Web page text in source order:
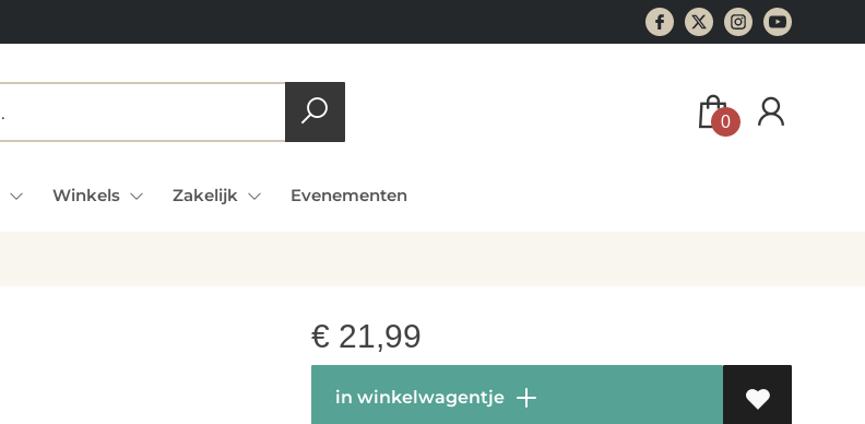
0
Winkels Zakelijk Evenementen
€ 21,99
in winkelwagentje